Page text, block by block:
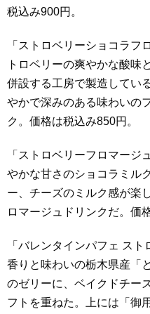
税込み900円。
「ストロベリーショコラフ
トロベリーの爽やかな酸味
併設する工房で製造してい
やかで深みのある味わいの
ク。価格は税込み850円。
「ストロベリーフロマージ
やかな甘さのショコラミル
ー、チーズのミルク感が楽
ロマージュドリンクだ。価
「バレンタインパフェ ス
香りと味わいの栃木県産「
のゼリーに、ベイクドチー
フトを重ねた。上には「御